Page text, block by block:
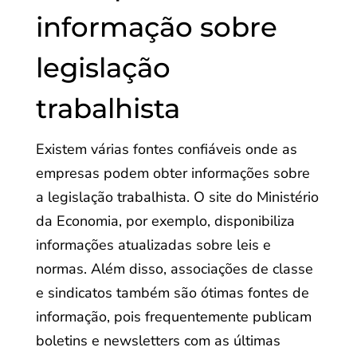
informação sobre
legislação
trabalhista
Existem várias fontes confiáveis onde as
empresas podem obter informações sobre
a legislação trabalhista. O site do Ministério
da Economia, por exemplo, disponibiliza
informações atualizadas sobre leis e
normas. Além disso, associações de classe
e sindicatos também são ótimas fontes de
informação, pois frequentemente publicam
boletins e newsletters com as últimas